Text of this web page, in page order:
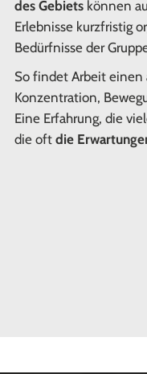
des Gebietskönnen
Erlebnisse kurzfristig
Bedürfnisse der
So findet Arbeit einen
Konzentration,
Eine Erfahrung, die
die oft die